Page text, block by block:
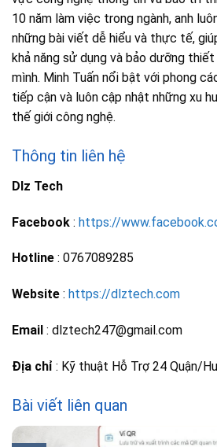
10 năm làm việc trong ngành, anh
những bài viết dễ hiểu và thực tế,
khả năng sử dụng và bảo dưỡng
mình. Minh Tuấn nổi bật với phong
tiếp cận và luôn cập nhật những xu
thế giới công nghệ.
Thông tin liên hệ
Dlz Tech
Facebook : https://
Hotline : 0767089285
Website : https://dlztech.com
Email : dlztech247@gmail.com
Địa chỉ : Kỹ thuật Hỗ Trợ 24 Quận/
Bài viết liên quan